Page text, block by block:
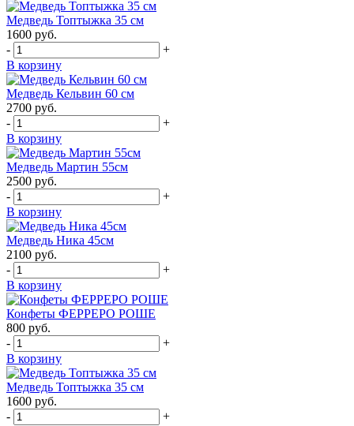
Медведь Топтыжка 35 см
1600 руб.
-
+
В корзину
Медведь Кельвин 60 см
2700 руб.
-
+
В корзину
Медведь Мартин 55см
2500 руб.
-
+
В корзину
Медведь Ника 45см
2100 руб.
-
+
В корзину
Конфеты ФЕРРЕРО РОШЕ
800 руб.
-
+
В корзину
Медведь Топтыжка 35 см
1600 руб.
-
+